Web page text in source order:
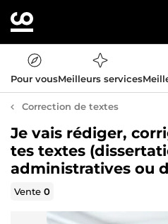
Pour vousMeilleurs services
Correction de textes
Je vais rédiger,
tes textes
administratives ou
Vente0